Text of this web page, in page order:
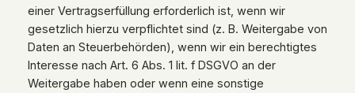
einer Vertragserfüllung erforderlich ist, wenn wir
gesetzlich hierzu verpflichtet sind (z. B. Weitergabe von
Daten an Steuerbehörden), wenn wir ein berechtigtes
Interesse nach Art. 6 Abs. 1 lit. f DSGVO an der
Weitergabe haben oder wenn eine sonstige